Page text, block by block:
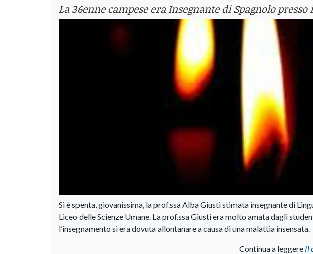
La 36enne campese era Insegnante di Spagnolo
Si è spenta, giovanissima, la prof.ssa Alba Giusti stimata insegnante di
Liceo delle Scienze Umane. La prof.ssa Giusti era molto amata dagli
l’insegnamento si era dovuta allontanare a causa di una malattia insensata.
Continua a leggere Il